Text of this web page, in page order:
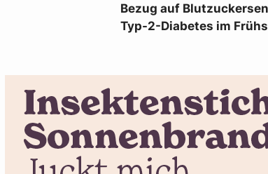
Bezug auf
Typ-2-Diabetes im